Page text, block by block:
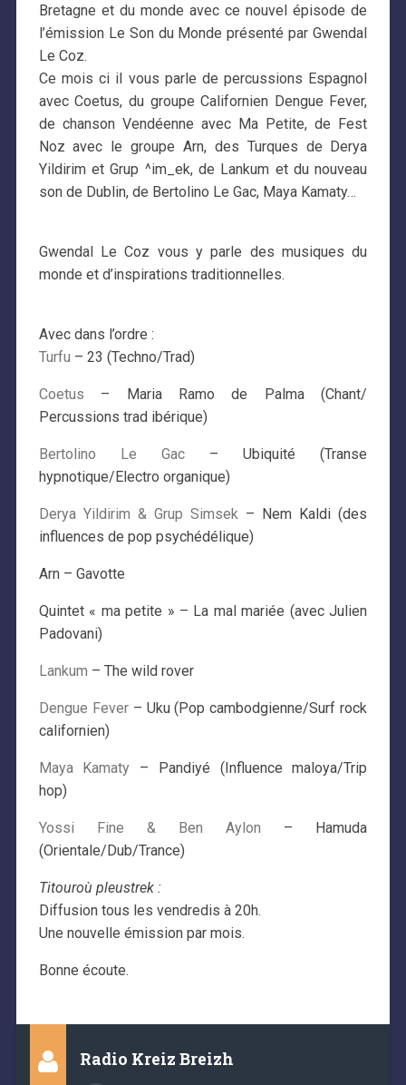
Bretagne et du monde avec ce nouvel épisode de
l’émission Le Son du Monde présenté par Gwendal
Le Coz.
Ce mois ci il vous parle de percussions Espagnol
avec Coetus, du groupe Californien Dengue Fever,
de chanson Vendéenne avec Ma Petite, de Fest
Noz avec le groupe Arn, des Turques de Derya
Yildirim et Grup ^im_ek, de Lankum et du nouveau
son de Dublin, de Bertolino Le Gac, Maya Kamaty…
Gwendal Le Coz vous y parle des musiques du
monde et d’inspirations traditionnelles.
Avec dans l’ordre :
Turfu – 23 (Techno/Trad)
Coetus – Maria Ramo de Palma (Chant/
Percussions trad ibérique)
Bertolino Le Gac– Ubiquité (Transe
hypnotique/Electro organique)
Derya Yildirim & Grup Simsek – Nem Kaldi (des
influences de pop psychédélique)
Arn – Gavotte
Quintet « ma petite » – La mal mariée (avec Julien
Padovani)
Lankum – The wild rover
Dengue Fever– Uku (Pop cambodgienne/Surf rock
californien)
Maya Kamaty – Pandiyé (Influence maloya/Trip
hop)
Yossi Fine & Ben Aylon – Hamuda
(Orientale/Dub/Trance)
Titouroù pleustrek :
Diffusion tous les vendredis à 20h.
Une nouvelle émission par mois.
Bonne écoute.
Radio Kreiz Breizh